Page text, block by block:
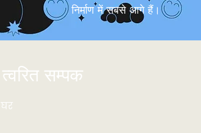
निर्माण में सबसे आगे हैं।
त्वरित सम्पक
घर